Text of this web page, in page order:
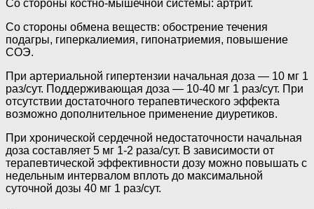
Со стороны костно-мышечной системы: артрит.
Со стороны обмена веществ: обострение течения
подагры, гиперкалиемия, гипонатриемия, повышение
СОЭ.
При артериальной гипертензии начальная доза — 10 мг 1
раз/сут. Поддерживающая доза — 10-40 мг 1 раз/сут. При
отсутствии достаточного терапевтического эффекта
возможно дополнительное применение диуретиков.
При хронической сердечной недостаточности начальная
доза составляет 5 мг 1-2 раза/сут. В зависимости от
терапевтической эффективности дозу можно повышать с
недельным интервалом вплоть до максимальной
суточной дозы 40 мг 1 раз/сут.